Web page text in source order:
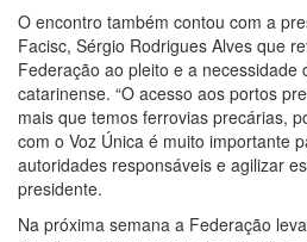
O encontro também contou com a
Facisc, Sérgio Rodrigues Alves que
Federação ao pleito e a necessidade
catarinense. “O acesso aos portos
mais que temos ferrovias precárias,
com o Voz Única é muito importante
autoridades responsáveis e agilizar
presidente.
Na próxima semana a Federação